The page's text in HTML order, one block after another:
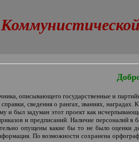
описывающего государственные и
сведения о рангах, званиях,
и был задуман этот проект как
и предписаний. Наличие персоналий
опущены какие бы то не было оценки
По возможности сохранена